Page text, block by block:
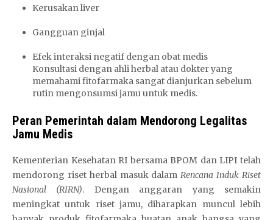
Kerusakan liver
Gangguan ginjal
Efek interaksi negatif dengan obat medis
Konsultasi dengan ahli herbal atau dokter yang
memahami fitofarmaka sangat dianjurkan sebelum
rutin mengonsumsi jamu untuk medis.
Peran Pemerintah dalam Mendorong Legalitas
Jamu Medis
Kementerian Kesehatan RI bersama BPOM dan LIPI telah
mendorong riset herbal masuk dalamRencana Induk Riset
Nasional (RIRN). Dengan anggaran yang semakin
meningkat untuk riset jamu, diharapkan muncul lebih